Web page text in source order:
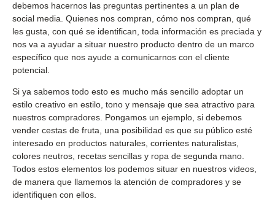
debemos hacernos las preguntas pertinentes a un plan de
social media. Quienes nos compran, cómo nos compran, qué
les gusta, con qué se identifican, toda información es preciada y
nos va a ayudar a situar nuestro producto dentro de un marco
específico que nos ayude a comunicarnos con el cliente
potencial.
Si ya sabemos todo esto es mucho más sencillo adoptar un
estilo creativo en estilo, tono y mensaje que sea atractivo para
nuestros compradores. Pongamos un ejemplo, si debemos
vender cestas de fruta, una posibilidad es que su público esté
interesado en productos naturales, corrientes naturalistas,
colores neutros, recetas sencillas y ropa de segunda mano.
Todos estos elementos los podemos situar en nuestros videos,
de manera que llamemos la atención de compradores y se
identifiquen con ellos.